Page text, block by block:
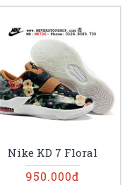
Nike KD 7 Floral
950.000đ